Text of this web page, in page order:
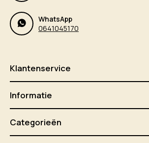
WhatsApp
0641045170
Klantenservice
Informatie
Categorieën